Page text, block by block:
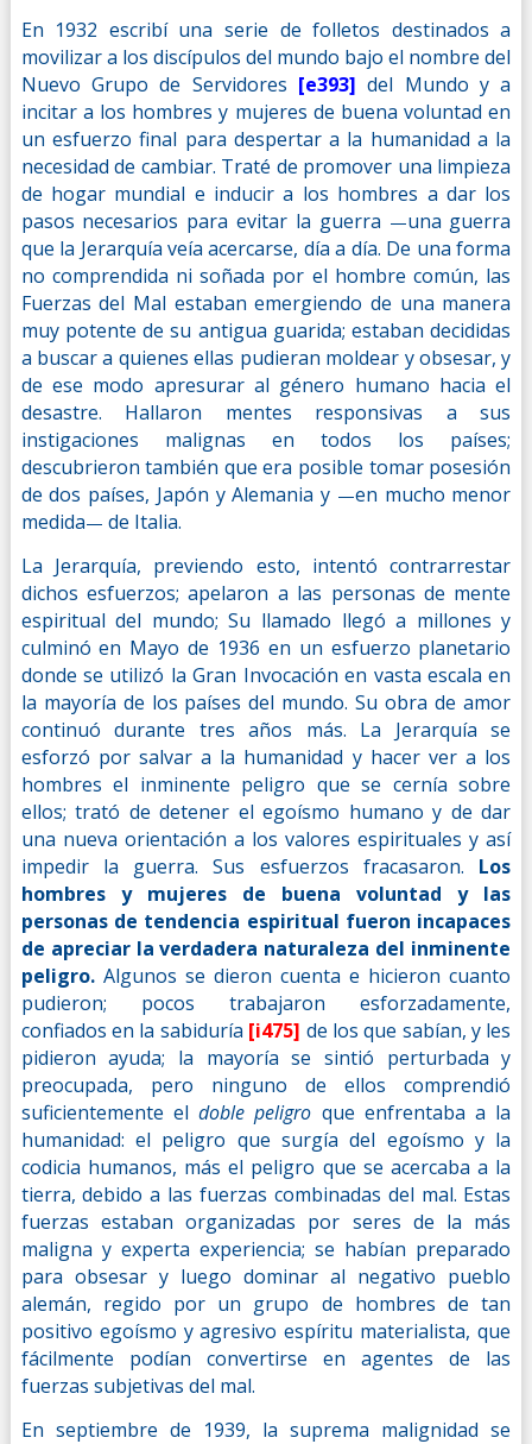
En 1932 escribí una serie de folletos destinados a
movilizar a los discípulos del mundo bajo el nombre del
Nuevo Grupo de Servidores [e393]del Mundo y a
incitar a los hombres y mujeres de buena voluntad en
un esfuerzo final para despertar a la humanidad a la
necesidad de cambiar. Traté de promover una limpieza
de hogar mundial e inducir a los hombres a dar los
pasos necesarios para evitar la guerra —una guerra
que la Jerarquía veía acercarse, día a día. De una forma
no comprendida ni soñada por el hombre común, las
Fuerzas del Mal estaban emergiendo de una manera
muy potente de su antigua guarida; estaban decididas
a buscar a quienes ellas pudieran moldear y obsesar, y
de ese modo apresurar al género humano hacia el
desastre. Hallaron mentes responsivas a sus
instigaciones malignas en todos los países;
descubrieron también que era posible tomar posesión
de dos países, Japón y Alemania y —en mucho menor
medida— de Italia.
La Jerarquía, previendo esto, intentó contrarrestar
dichos esfuerzos; apelaron a las personas de mente
espiritual del mundo; Su llamado llegó a millones y
culminó en Mayo de 1936 en un esfuerzo planetario
donde se utilizó la Gran Invocación en vasta escala en
la mayoría de los países del mundo. Su obra de amor
continuó durante tres años más. La Jerarquía se
esforzó por salvar a la humanidad y hacer ver a los
hombres el inminente peligro que se cernía sobre
ellos; trató de detener el egoísmo humano y de dar
una nueva orientación a los valores espirituales y así
impedir la guerra. Sus esfuerzos fracasaron. Los
hombres y mujeres de buena voluntad y las
personas de tendencia espiritual fueron incapaces
de apreciar la verdadera naturaleza del inminente
peligro. Algunos se dieron cuenta e hicieron cuanto
pudieron; pocos trabajaron esforzadamente,
confiados en la sabiduría [i475] de los que sabían, y les
pidieron ayuda; la mayoría se sintió perturbada y
preocupada, pero ninguno de ellos comprendió
suficientemente eldoble peligro que enfrentaba a la
humanidad: el peligro que surgía del egoísmo y la
codicia humanos, más el peligro que se acercaba a la
tierra, debido a las fuerzas combinadas del mal. Estas
fuerzas estaban organizadas por seres de la más
maligna y experta experiencia; se habían preparado
para obsesar y luego dominar al negativo pueblo
alemán, regido por un grupo de hombres de tan
positivo egoísmo y agresivo espíritu materialista, que
fácilmente podían convertirse en agentes de las
fuerzas subjetivas del mal.
En septiembre de 1939, la suprema malignidad se